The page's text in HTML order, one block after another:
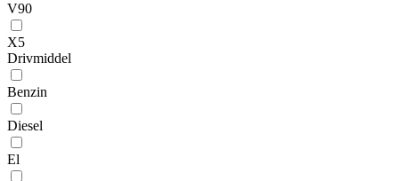
V90
X5
Drivmiddel
Benzin
Diesel
El